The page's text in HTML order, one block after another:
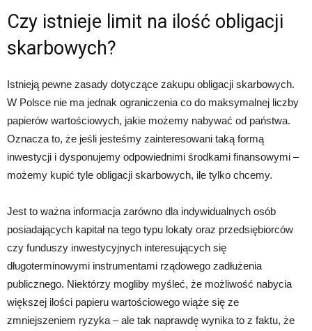
Czy istnieje limit na ilość obligacji
skarbowych?
Istnieją pewne zasady dotyczące zakupu obligacji skarbowych.
W Polsce nie ma jednak ograniczenia co do maksymalnej liczby
papierów wartościowych, jakie możemy nabywać od państwa.
Oznacza to, że jeśli jesteśmy zainteresowani taką formą
inwestycji i dysponujemy odpowiednimi środkami finansowymi –
możemy kupić tyle obligacji skarbowych, ile tylko chcemy.
Jest to ważna informacja zarówno dla indywidualnych osób
posiadających kapitał na tego typu lokaty oraz przedsiębiorców
czy funduszy inwestycyjnych interesujących się
długoterminowymi instrumentami rządowego zadłużenia
publicznego. Niektórzy mogliby myśleć, że możliwość nabycia
większej ilości papieru wartościowego wiąże się ze
zmniejszeniem ryzyka – ale tak naprawdę wynika to z faktu, że